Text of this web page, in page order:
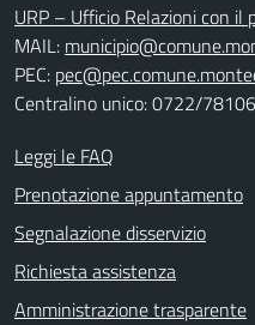
URP – Ufficio Relazioni con il
MAIL:
PEC:
Centralino unico: 0722/
Leggi le FAQ
Prenotazione appuntamento
Segnalazione disservizio
Richiesta assistenza
Amministrazione trasparente